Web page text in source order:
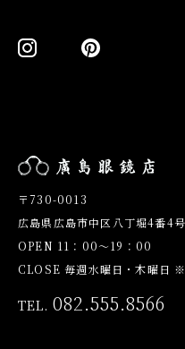
〒730-0013
広島県広島市中区八丁堀4番4
OPEN 11：00～19：00
CLOSE 毎週水曜日・木曜日
TEL. 082.555.8566